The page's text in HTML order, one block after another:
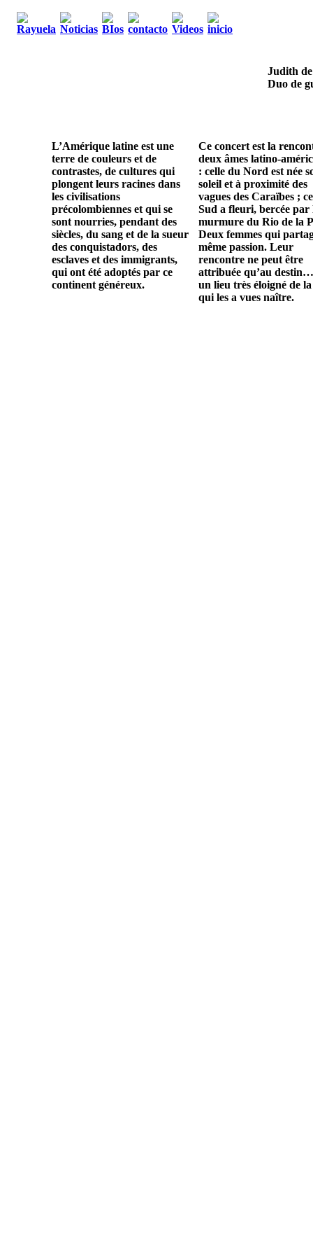
Judith
Duo de
L’Amérique latine est une
terre de couleurs et de
contrastes, de cultures qui
plongent leurs racines dans
les civilisations
précolombiennes et qui se
sont nourries, pendant des
siècles, du sang et de la sueur
des conquistadors, des
esclaves et des immigrants,
qui ont été adoptés par ce
continent généreux.
Ce concert est la
deux âmes latino-
: celle du Nord est née
soleil et à proximité des
vagues des Caraïbes ;
Sud a fleuri, bercée par
murmure du Rio de la
Deux femmes qui
même passion. Leur
rencontre ne peut être
attribuée qu’au
un lieu très éloigné de
qui les a vues naître.